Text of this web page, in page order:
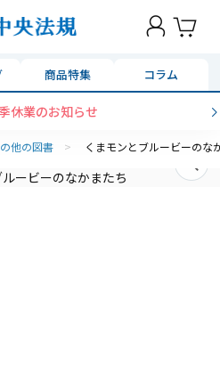
商品特集 コラム
休業のお知らせ
他の図書 > くまモンとブルービーのな